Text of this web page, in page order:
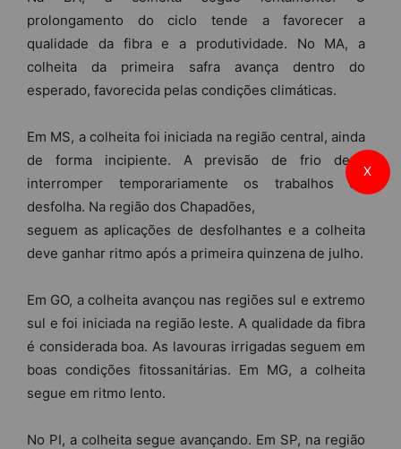
prolongamento do ciclo tende a favorecer a
qualidade da fibra e a produtividade. No MA, a
colheita da primeira safra avança dentro do
esperado, favorecida pelas condições climáticas.
Em MS, a colheita foi iniciada na região central, ainda
de forma incipiente. A previsão de frio deve
interromper temporariamente os trabalhos de
desfolha. Na região dos Chapadões,
seguem as aplicações de desfolhantes e a colheita
deve ganhar ritmo após a primeira quinzena de julho.
Em GO, a colheita avançou nas regiões sul e extremo
sul e foi iniciada na região leste. A qualidade da fibra
é considerada boa. As lavouras irrigadas seguem em
boas condições fitossanitárias. Em MG, a colheita
segue em ritmo lento.
No PI, a colheita segue avançando. Em SP, na região
X